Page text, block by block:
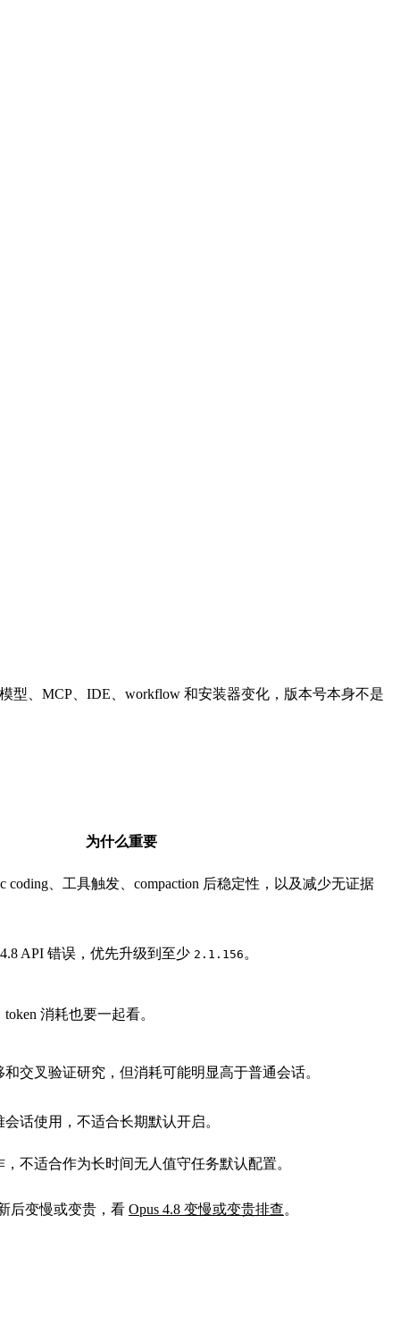
型、MCP、IDE、workflow 和安装器变化，版本号本身不是
为什么重要
coding、工具触发、compaction 后稳定性，以及减少无证据
API 错误，优先升级到至少 2.1.156 。
消耗也要一起看。
交叉验证研究，但消耗可能明显高于普通会话。
话使用，不适合长期默认开启。
不适合作为长时间无人值守任务默认配置。
后变慢或变贵，看 Opus 4.8 变慢或变贵排查。